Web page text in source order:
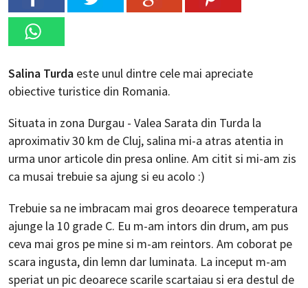
Salina Turda este unul dintre cele mai apreciate
obiective turistice din Romania.
Situata in zona Durgau - Valea Sarata din Turda la
aproximativ 30 km de Cluj, salina mi-a atras atentia in
urma unor articole din presa online. Am citit si mi-am zis
ca musai trebuie sa ajung si eu acolo :)
Trebuie sa ne imbracam mai gros deoarece temperatura
ajunge la 10 grade C. Eu m-am intors din drum, am pus
ceva mai gros pe mine si m-am reintors. Am coborat pe
scara ingusta, din lemn dar luminata. La inceput m-am
speriat un pic deoarece scarile scartaiau si era destul de